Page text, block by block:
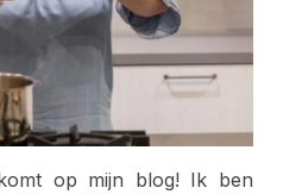
op mijn blog! Ik ben